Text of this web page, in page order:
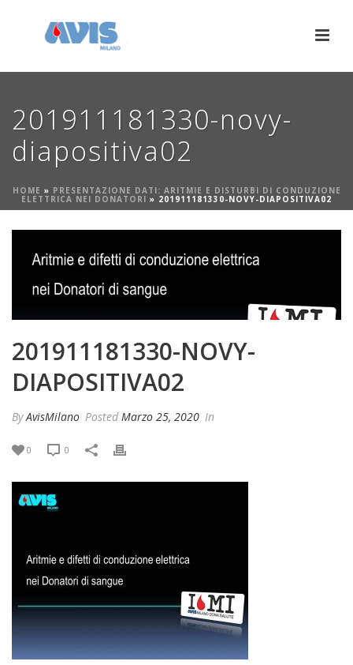
201911181330-novy-
diapositiva02
HOME » PRESENTAZIONE DATI: ARITMIE E DISTURBI DI CONDUZIONE
ELETTRICA NEI DONATORI » 201911181330-NOVY-DIAPOSITIVA02
201911181330-NOVY-
DIAPOSITIVA02
ByAvisMilano Posted Marzo 25, 2020 In
0 0